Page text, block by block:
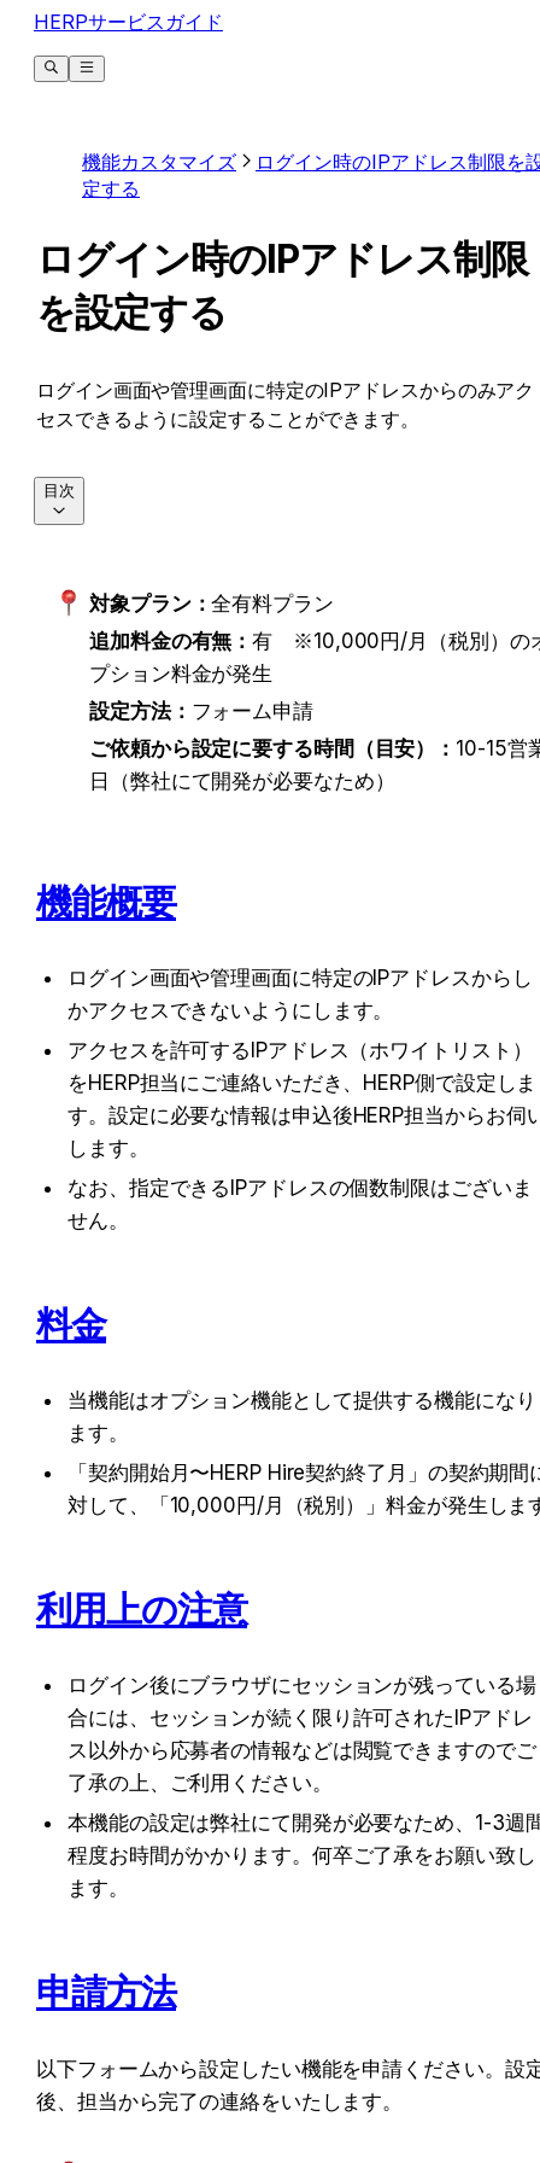
HERPサービスガイド
機能カスタマイズ
ログイン時のIPアドレス制限を
定する
ログイン時のIPアドレス制限
を設定する
ログイン画面や管理画面に特定のIPアドレスからのみアク
セスできるように設定することができます。
対象プラン：全有料プラン
追加料金の有無：有　※10,000円/月（税別）の
プション料金が発生
設定方法： フォーム申請
ご依頼から設定に要する時間（目安）： 10-15営
日（弊社にて開発が必要なため）
機能概要
ログイン画面や管理画面に特定のIPアドレスからし
かアクセスできないようにします。
アクセスを許可するIPアドレス（ホワイトリスト）
をHERP担当にご連絡いただき、HERP側で設定しま
す。設定に必要な情報は申込後HERP担当からお伺
します。
なお、指定できるIPアドレスの個数制限はございま
せん。
料金
当機能はオプション機能として提供する機能になり
ます。
「契約開始月〜HERP Hire契約終了月」の契約期間
対して、「10,000円/月（税別）」料金が発生しま
利用上の注意
ログイン後にブラウザにセッションが残っている場
合には、セッションが続く限り許可されたIPアドレ
ス以外から応募者の情報などは閲覧できますのでご
了承の上、ご利用ください。
本機能の設定は弊社にて開発が必要なため、1-3週
程度お時間がかかります。何卒ご了承をお願い致し
ます。
申請方法
以下フォームから設定したい機能を申請ください。設
後、担当から完了の連絡をいたします。
目次